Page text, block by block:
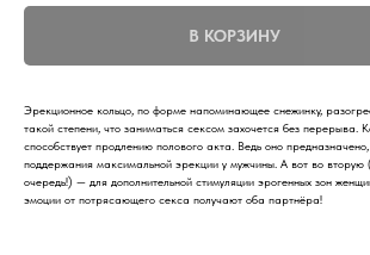
В КОРЗИНУ
Эрекционное кольцо, по форме напоминающее снежинку,
такой степени, что заниматься сексом захочется без перерыва.
способствует продлению полового акта. Ведь оно
поддержания максимальной эрекции у мужчины. А вот во
очередь!) — для дополнительной стимуляции эрогенных зон
эмоции от потрясающего секса получают оба партнёра!